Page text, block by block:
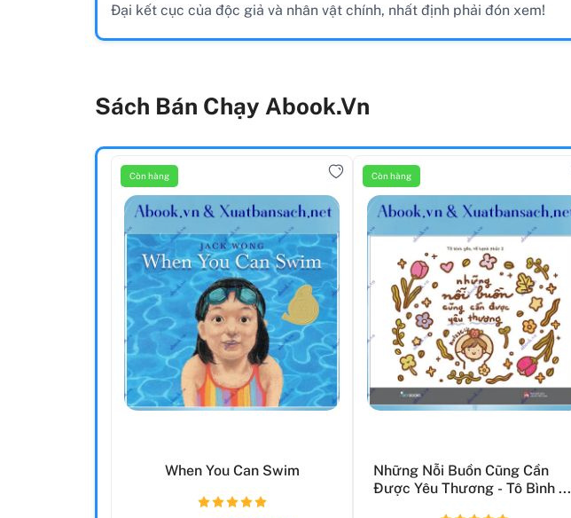
Đại kết cục của độc giả và nhân vật chính, nhất định phải đón xem!
Sách Bán Chạy Abook.vn
Còn hàng
When You Can Swim
Còn hàng
Những Nỗi Buồn Cũng Cần
Được Yêu Thương - Tô Bình ...